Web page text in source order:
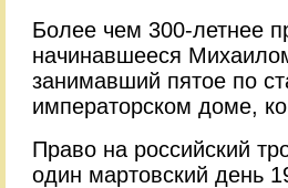
Более чем 300-летнее
начинавшееся
занимавший пятое по
императорском доме,
Право на российский
один мартовский день